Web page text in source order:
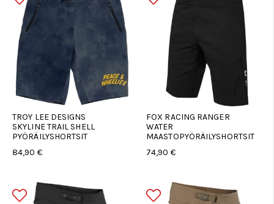
TROY LEE DESIGNS
SKYLINE TRAIL SHELL
PYÖRÄILYSHORTSIT
84,90 €
FOX RACING RANGER
WATER
MAASTOPYÖRÄILYSHORTSIT
74,90 €